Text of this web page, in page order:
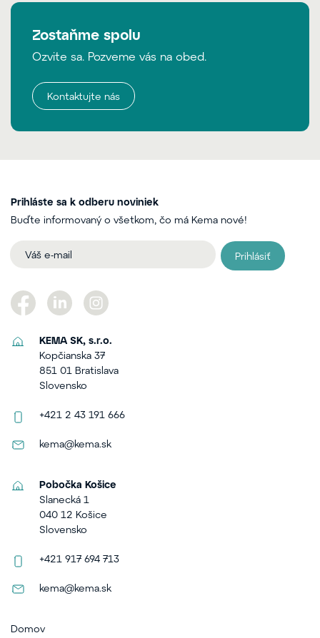
Zostaňme spolu
Ozvite sa. Pozveme vás na obed.
Kontaktujte nás
Prihláste sa k odberu noviniek
Buďte informovaný o všetkom, čo má Kema nové!
Prihlásiť
KEMA SK, s.r.o.
Kopčianska 37
851 01 Bratislava
Slovensko
+421 2 43 191 666
kema@kema.sk
Pobočka Košice
Slanecká 1
040 12 Košice
Slovensko
+421 917 694 713
kema@kema.sk
Domov